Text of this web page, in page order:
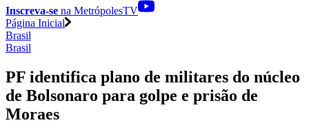
Inscreva-se na MetrópolesTV
Página Inicial
Brasil
Brasil
PF identifica plano de militares do núcleo
de Bolsonaro para golpe e prisão de
Moraes